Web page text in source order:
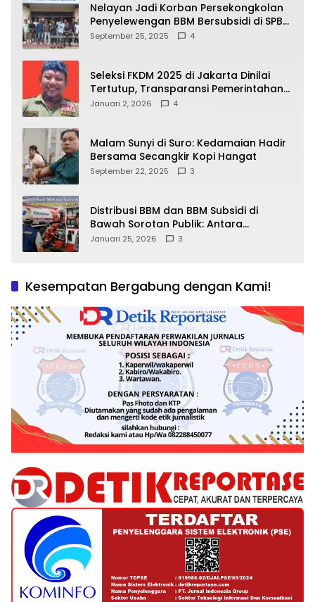
Nelayan Jadi Korban Persekongkolan
Penyelewengan BBM Bersubsidi di SPBU
64.78809 Teluk Batang
September 25, 2025 4
Seleksi FKDM 2025 di Jakarta Dinilai
Tertutup, Transparansi Pemerintahan
Pramono–Rano Dipertanyakan
Januari 2, 2026 4
Malam Sunyi di Suro: Kedamaian Hadir
Bersama Secangkir Kopi Hangat
September 22, 2025 3
Distribusi BBM dan BBM Subsidi di
Bawah Sorotan Publik: Antara
Kepentingan Negara, Hak Konsumen,
Januari 25, 2026 3
Kesempatan Bergabung dengan Kami!